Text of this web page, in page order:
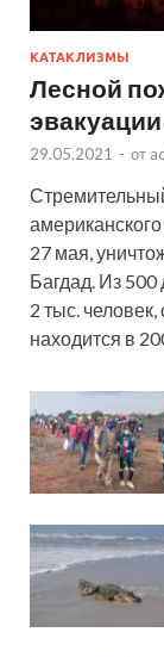
КАТАКЛИЗМЫ
Лесной
29.05.2021 - от
27 мая,
Багдад. Из
2 тыс.
находится в